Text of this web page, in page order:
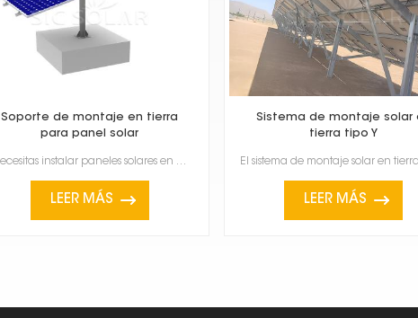
Soporte de montaje en tierra
para panel solar
¿Necesitas instalar paneles solares en postes? Estos soportes de montaje en tierra para paneles sola...
LEER MÁS
Sistema de montaje solar
tierra tipo Y
LEER MÁS